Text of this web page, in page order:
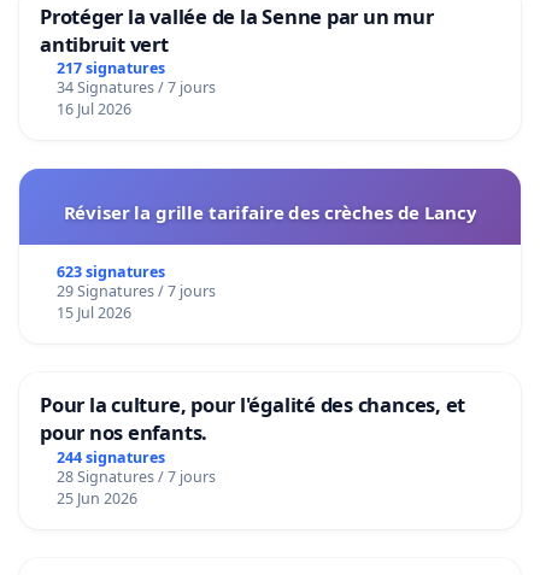
Protéger la vallée de la Senne par un mur
antibruit vert
217 signatures
34 Signatures / 7 jours
16 Jul 2026
Réviser la grille tarifaire des crèches de Lancy
623 signatures
29 Signatures / 7 jours
15 Jul 2026
Pour la culture, pour l'égalité des chances, et
pour nos enfants.
244 signatures
28 Signatures / 7 jours
25 Jun 2026